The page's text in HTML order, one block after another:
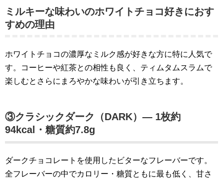
ミルキーな味わいのホワイトチョコ好きにおす
すめの理由
ホワイトチョコの濃厚なミルク感が好きな方に特に人気で
す。コーヒーや紅茶との相性も良く、ティムタムスラムで
楽しむとさらにまろやかな味わいが引き立ちます。
③クラシックダーク（DARK）— 1枚約
94kcal・糖質約7.8g
ダークチョコレートを使用したビターなフレーバーです。
全フレーバーの中でカロリー・糖質ともに最も低く、甘さ